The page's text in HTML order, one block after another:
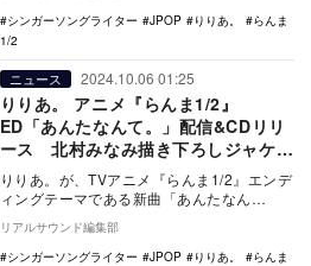
シンガーソングライター
JPOP りりあ。
らんま
1/2
ニュース 2024.10.06 01:25
りりあ。 アニメ『らんま1/2』
ED「あんたなんて。」配信&CDリリ
ース 北村みなみ描き下ろしジャケ写
公開
りりあ。が、TVアニメ『らんま1/2』エンデ
ィングテーマである新曲「あんたなん
て。」を10月13日に配信リリース、11月6
日にC…
リアルサウンド編集部
シンガーソングライター
JPOP りりあ。
らんま